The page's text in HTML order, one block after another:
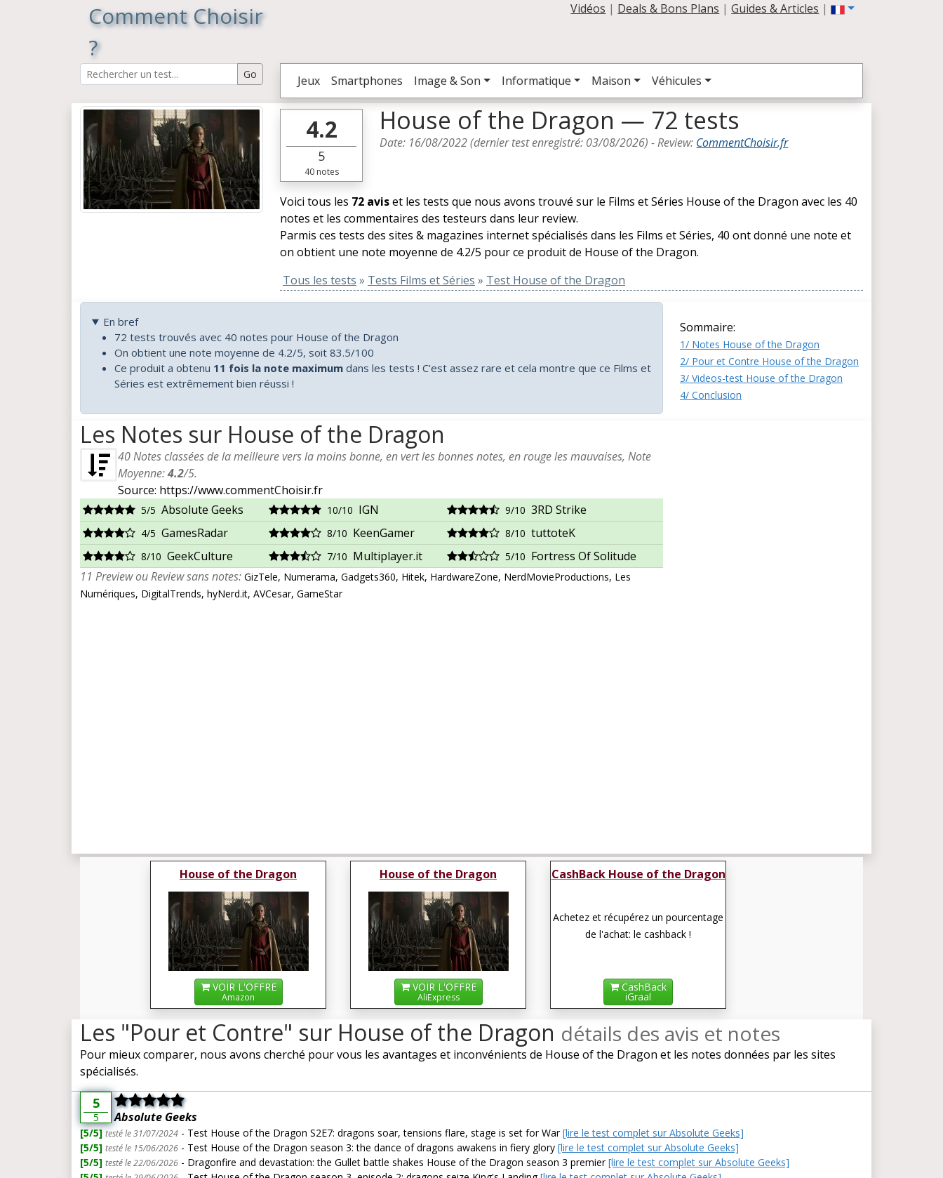
Comment Choisir
?
Vidéos | Deals & Bons Plans |Guides & Articles |
Jeux Smartphones Image & Son Informatique Maison Véhicules
4.2
5
40notes
House of the Dragon — 72 tests
Date: 16/08/2022(dernier test enregistré: 03/08/2026) -Review: CommentChoisir.fr
Voici tous les 72 aviset les tests que nous avons trouvé sur le Films et Séries House of the Dragon avec les 40
notes et les commentaires des testeurs dans leur review.
Parmis ces tests des sites & magazines internet spécialisés dans les Films et Séries, 40 ont donné une note et
on obtient une note moyenne de 4.2/5 pour ce produit de House of the Dragon.
Tous les tests » Tests Films et Séries » Test House of the Dragon
En bref
72 tests trouvés avec 40 notes pour House of the Dragon
On obtient une note moyenne de 4.2/5, soit 83.5/100
Ce produit a obtenu 11 fois la note maximum dans les tests ! C'est assez rare et cela montre que ce Films et
Séries est extrêmement bien réussi !
Sommaire:
1/ Notes House of the Dragon
2/ Pour et Contre House of the Dragon
3/ Videos-test House of the Dragon
4/ Conclusion
Les Notes sur House of the Dragon
40Notes classées de la meilleure vers la moins bonne, en vert les bonnes notes, en rouge les mauvaises, Note
Moyenne:4.2/5.
Source: https://www.commentChoisir.fr
5/5 Absolute Geeks 10/10 IGN 9/10 3RD Strike
4/5 GamesRadar 8/10 KeenGamer 8/10 tuttoteK
8/10 GeekCulture 7/10 Multiplayer.it 5/10 Fortress Of Solitude
11 Preview ou Review sans notes: GizTele, Numerama, Gadgets360, Hitek, HardwareZone, NerdMovieProductions, Les
Numériques, DigitalTrends, hyNerd.it, AVCesar, GameStar
House of the Dragon
VOIR L'OFFRE
Amazon
House of the Dragon
VOIR L'OFFRE
AliExpress
CashBack House of the Dragon
Achetez et récupérez un pourcentage
de l'achat: le cashback !
CashBack
iGraal
Les "Pour et Contre" sur House of the Dragon détails des avis et notes
Pour mieux comparer, nous avons cherché pour vous les avantages et inconvénients de House of the Dragon et les notes données par les sites
spécialisés.
5
5 Absolute Geeks
[5/5] testé le 31/07/2024 - Test House of the Dragon S2E7: dragons soar, tensions flare, stage is set for War[lire le test complet sur Absolute Geeks]
[5/5] testé le 15/06/2026 - Test House of the Dragon season 3: the dance of dragons awakens in fiery glory [lire le test complet sur Absolute Geeks]
[5/5] testé le 22/06/2026 - Dragonfire and devastation: the Gullet battle shakes House of the Dragon season 3 premier[lire le test complet sur Absolute Geeks]